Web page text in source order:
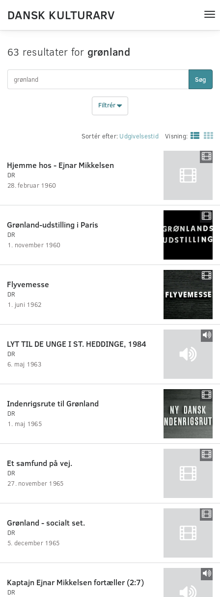
DANSK KULTURARV
63 resultater for grønland
Søg
Filtrér
Sortér efter: Udgivelsestid Visning:
Hjemme hos - Ejnar Mikkelsen
DR
28. februar 1960
Grønland-udstilling i Paris
DR
1. november 1960
Flyvemesse
DR
1. juni 1962
LYT TIL DE UNGE I ST. HEDDINGE, 1984
DR
6. maj 1963
Indenrigsrute til Grønland
DR
1. maj 1965
Et samfund på vej.
DR
27. november 1965
Grønland - socialt set.
DR
5. december 1965
Kaptajn Ejnar Mikkelsen fortæller (2:7)
DR